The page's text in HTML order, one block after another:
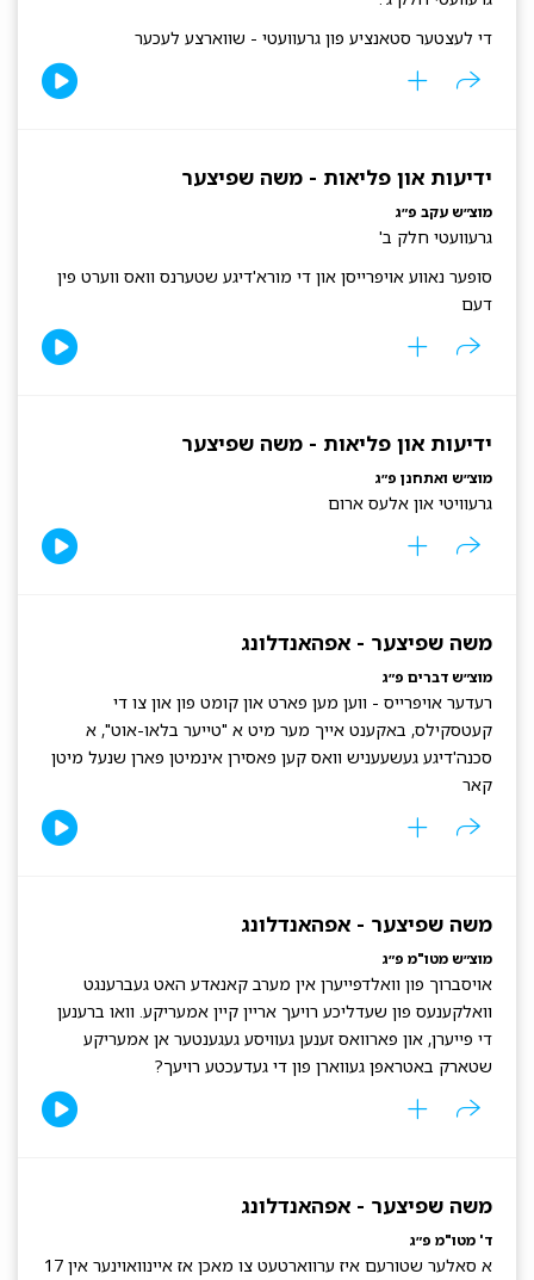
די לעצטער סטאנציע פון גרעוועטי - שווארצע לעכער
ידיעות און פליאות - משה שפיצער
מוצ״ש עקב פ״ג
גרעוועטי חלק ב'
סופער נאווע אויפרייסן און די מורא'דיגע שטערנס וואס ווערט פין
דעם
ידיעות און פליאות - משה שפיצער
מוצ״ש ואתחנן פ״ג
גרעוויטי און אלעס ארום
משה שפיצער - אפהאנדלונג
מוצ״ש דברים פ״ג
רעדער אויפרייס - ווען מען פארט און קומט פון און צו די
קעטסקילס, באקענט אייך מער מיט א "טייער בלאו-אוט", א
סכנה'דיגע געשעעניש וואס קען פאסירן אינמיטן פארן שנעל מיטן
קאר
משה שפיצער - אפהאנדלונג
מוצ״ש מטו"מ פ״ג
אויסברוך פון וואלדפייערן אין מערב קאנאדע האט געברענגט
וואלקענעס פון שעדליכע רויעך אריין קיין אמעריקע. וואו ברענען
די פייערן, און פארוואס זענען געוויסע געגענטער אן אמעריקע
שטארק באטראפן געווארן פון די געדעכטע רויעך?
משה שפיצער - אפהאנדלונג
ד' מטו"מ פ״ג
א סאלער שטורעם איז ערווארטעט צו מאכן אז איינוואוינער אין 17